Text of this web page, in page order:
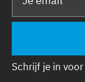
Schrijf je in